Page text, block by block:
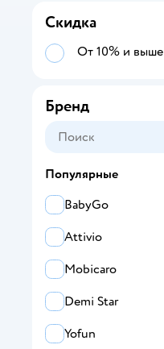
Скидка
От 10% и выше
Бренд
Популярные
BabyGo
Attivio
Mobicaro
Demi Star
Yofun